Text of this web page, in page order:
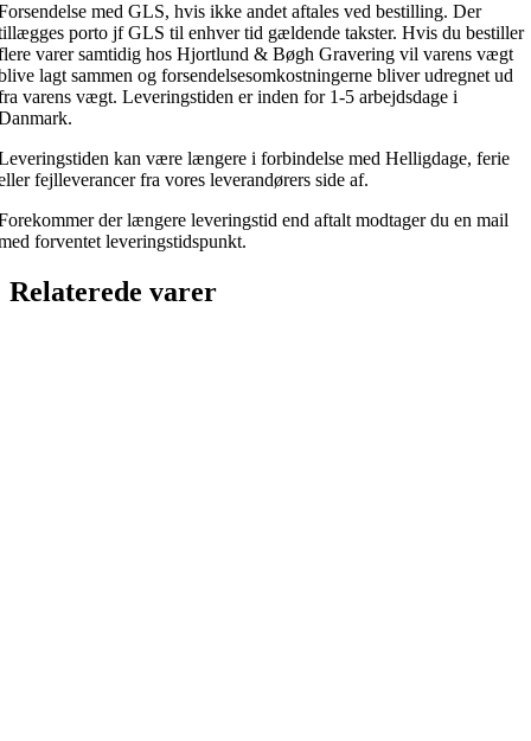
med GLS, hvis ikke andet aftales ved bestilling. Der
porto jf GLS til enhver tid gældende takster. Hvis du bestiller
varer samtidig hos Hjortlund & Bøgh Gravering vil varens vægt
lagt sammen og forsendelsesomkostningerne bliver udregnet ud
varens vægt. Leveringstiden er inden for 1-5 arbejdsdage i
kan være længere i forbindelse med Helligdage, ferie
fejlleverancer fra vores leverandørers side af.
der længere leveringstid end aftalt modtager du en mail
forventet leveringstidspunkt.
Relaterede varer